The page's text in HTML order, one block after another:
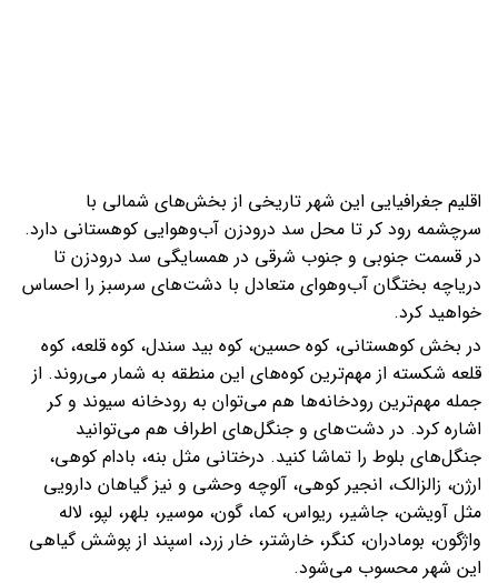
اقلیم جغرافیایی این شهر تاریخی از بخش‌های شمالی با
سرچشمه رود کر تا محل سد درودزن آب‌وهوایی کوهستانی دارد.
در قسمت جنوبی و جنوب شرقی در همسایگی سد درودزن تا
دریاچه بختگان آب‌وهوای متعادل با دشت‌های سرسبز را احساس
خواهید کرد.
در بخش کوهستانی، کوه حسین، کوه بید سندل، کوه قلعه، کوه
قلعه شکسته از مهم‌ترین کوه‌های این منطقه به‌ شمار می‌روند. از
جمله مهم‌ترین رودخانه‌ها هم می‌توان به رودخانه سیوند و کر
اشاره کرد. در دشت‌های و جنگل‌های اطراف هم می‌توانید
جنگل‌های بلوط را تماشا کنید. درختانی مثل بنه، بادام کوهی،
ارژن، زالزالک، انجیر کوهی، آلوچه وحشی و نیز گیاهان دارویی
مثل آویشن، جاشیر، ریواس، کما، گون، موسیر، بلهر، لپو، لاله
واژگون، بومادران، کنگر، خارشتر، خار زرد، اسپند از پوشش گیاهی
این شهر محسوب می‌شود.